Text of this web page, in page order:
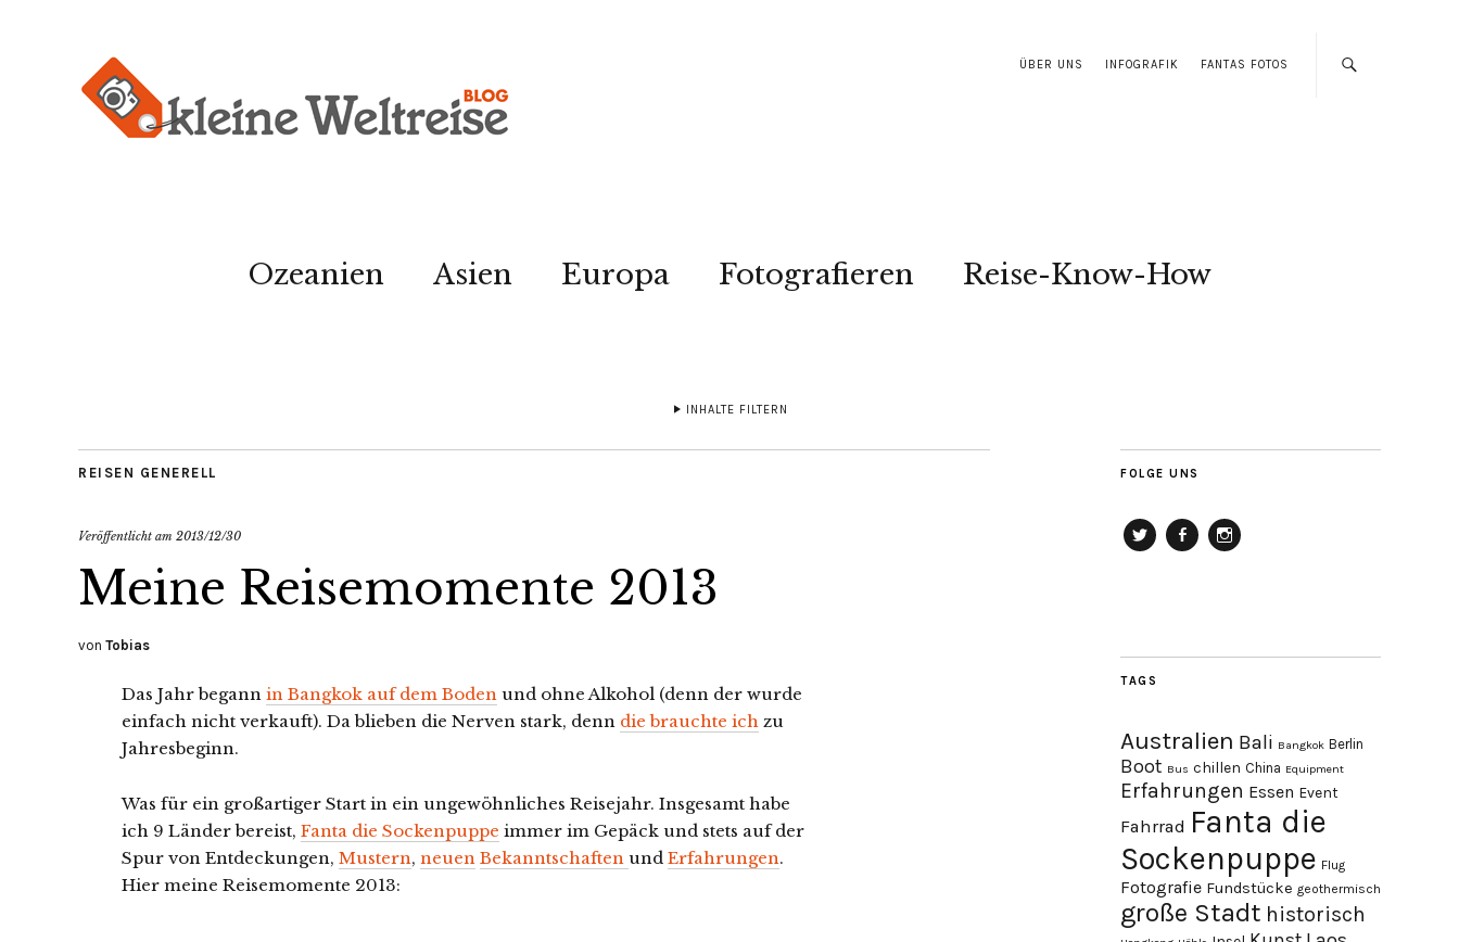
ÜBER UNS INFOGRAFIK FANTAS FOTOS
Ozeanien Asien Europa Fotografieren Reise-Know-How
INHALTE FILTERN
REISEN GENERELL
Veröffentlicht am 2013/12/30
Meine Reisemomente 2013
von Tobias
Das Jahr begann in Bangkok auf dem Boden und ohne Alkohol (denn der wurde
einfach nicht verkauft). Da blieben die Nerven stark, denn die brauchte ich zu
Jahresbeginn.
Was für ein großartiger Start in ein ungewöhnliches Reisejahr. Insgesamt habe
ich 9 Länder bereist, Fanta die Sockenpuppe immer im Gepäck und stets auf der
Spur von Entdeckungen, Mustern, neuen Bekanntschaften und Erfahrungen.
Hier meine Reisemomente 2013:
FOLGE UNS
TAGS
Australien Bali Bangkok Berlin
Boot Bus chillen China Equipment
Erfahrungen Essen Event
Fahrrad Fanta die
Sockenpuppe Flug
Fotografie Fundstücke geothermisch
große Stadt historisch